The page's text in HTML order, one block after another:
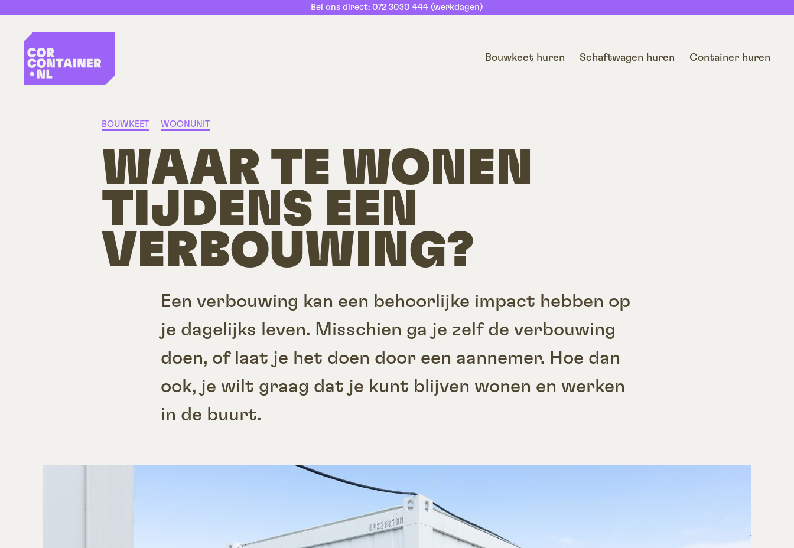
Bel ons direct: 072 3030 444 (werkdagen)
Bouwkeet huren Schaftwagen huren Container huren
Categorieën
BOUWKEET WOONUNIT
WAAR TE WONEN
TIJDENS EEN
VERBOUWING?
Een verbouwing kan een behoorlijke impact hebben op
je dagelijks leven. Misschien ga je zelf de verbouwing
doen, of laat je het doen door een aannemer. Hoe dan
ook, je wilt graag dat je kunt blijven wonen en werken
in de buurt.